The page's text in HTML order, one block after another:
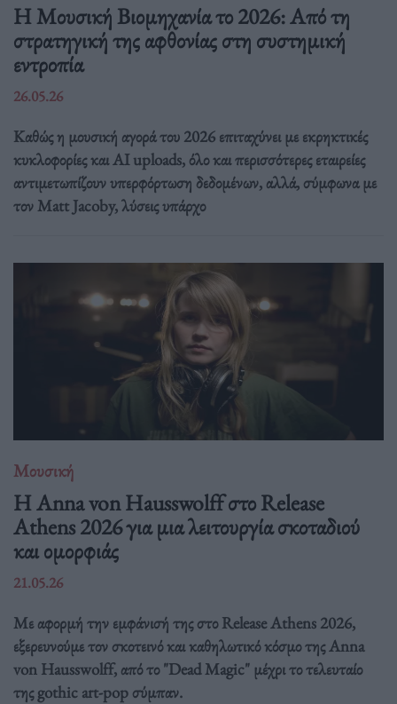
Η Μουσική Βιομηχανία το 2026: Από τη
στρατηγική της αφθονίας στη συστημική
εντροπία
26.05.26
Καθώς η μουσική αγορά του 2026 επιταχύνει με εκρηκτικές
κυκλοφορίες και AI uploads, όλο και περισσότερες εταιρείες
αντιμετωπίζουν υπερφόρτωση δεδομένων, αλλά, σύμφωνα με
τον Matt Jacoby, λύσεις υπάρχο
Μουσική
Η Anna von Hausswolff στο Release
Athens 2026 για μια λειτουργία σκοταδιού
και ομορφιάς
21.05.26
Με αφορμή την εμφάνισή της στο Release Athens 2026,
εξερευνούμε τον σκοτεινό και καθηλωτικό κόσμο της Anna
von Hausswolff, από το "Dead Magic" μέχρι το τελευταίο
της gothic art-pop σύμπαν.